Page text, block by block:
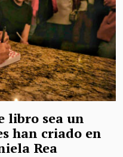
libro sea un
han criado en
Rea